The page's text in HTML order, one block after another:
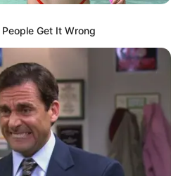
Get It Wrong